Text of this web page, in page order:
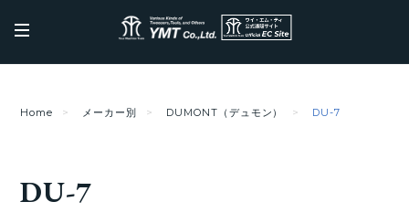
Home メーカー別 DUMONT（デュモン） DU-7
DU-7